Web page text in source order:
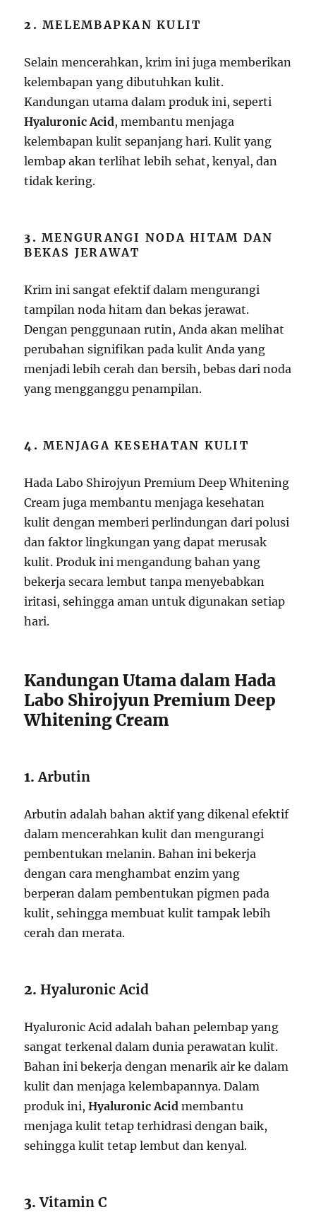
2.MELEMBAPKAN KULIT
Selain mencerahkan, krim ini juga memberikan
kelembapan yang dibutuhkan kulit.
Kandungan utama dalam produk ini, seperti
Hyaluronic Acid, membantu menjaga
kelembapan kulit sepanjang hari. Kulit yang
lembap akan terlihat lebih sehat, kenyal, dan
tidak kering.
3.MENGURANGI NODA HITAM DAN
BEKAS JERAWAT
Krim ini sangat efektif dalam mengurangi
tampilan noda hitam dan bekas jerawat.
Dengan penggunaan rutin, Anda akan melihat
perubahan signifikan pada kulit Anda yang
menjadi lebih cerah dan bersih, bebas dari noda
yang mengganggu penampilan.
4.MENJAGA KESEHATAN KULIT
Hada Labo Shirojyun Premium Deep Whitening
Cream juga membantu menjaga kesehatan
kulit dengan memberi perlindungan dari polusi
dan faktor lingkungan yang dapat merusak
kulit. Produk ini mengandung bahan yang
bekerja secara lembut tanpa menyebabkan
iritasi, sehingga aman untuk digunakan setiap
hari.
Kandungan Utama dalam Hada
Labo Shirojyun Premium Deep
Whitening Cream
1.Arbutin
Arbutin adalah bahan aktif yang dikenal efektif
dalam mencerahkan kulit dan mengurangi
pembentukan melanin. Bahan ini bekerja
dengan cara menghambat enzim yang
berperan dalam pembentukan pigmen pada
kulit, sehingga membuat kulit tampak lebih
cerah dan merata.
2.Hyaluronic Acid
Hyaluronic Acid adalah bahan pelembap yang
sangat terkenal dalam dunia perawatan kulit.
Bahan ini bekerja dengan menarik air ke dalam
kulit dan menjaga kelembapannya. Dalam
produk ini,Hyaluronic Acid membantu
menjaga kulit tetap terhidrasi dengan baik,
sehingga kulit tetap lembut dan kenyal.
3.Vitamin C